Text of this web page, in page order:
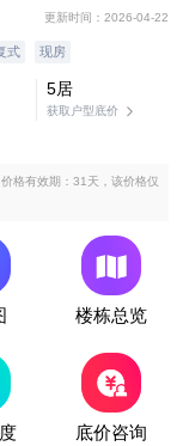
更新时间：2026-04-22
式 现房
5居
获取户型底价
格有效期：31天，该价格仅
楼栋总览
底价咨询